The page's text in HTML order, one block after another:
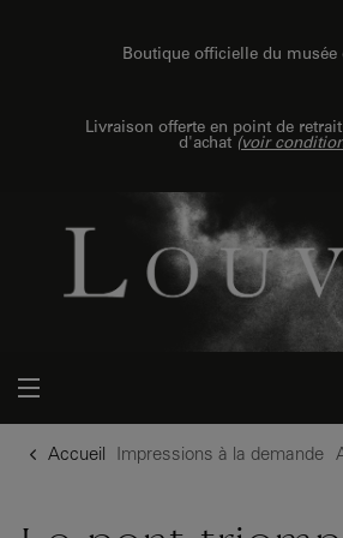
Boutique officielle du musée
Livraison offerte en point de
d'achat (voir
Accueil Impressions à la demande
{{ new Intl.NumberFormat('fr').format(dimensions.legend.h) }} {{ dimensions.legend.unit }}